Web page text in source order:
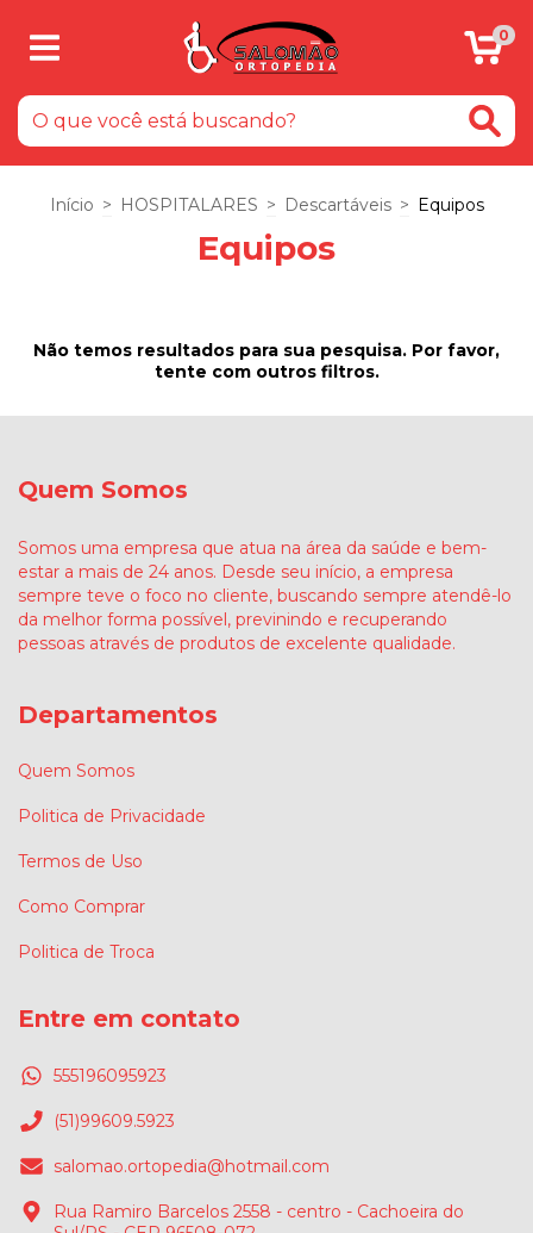
0
Início > HOSPITALARES > Descartáveis > Equipos
Equipos
Não temos resultados para sua pesquisa. Por favor,
tente com outros filtros.
Quem Somos
Somos uma empresa que atua na área da saúde e bem-
estar a mais de 24 anos. Desde seu início, a empresa
sempre teve o foco no cliente, buscando sempre atendê-lo
da melhor forma possível, previnindo e recuperando
pessoas através de produtos de excelente qualidade.
Departamentos
Quem Somos
Politica de Privacidade
Termos de Uso
Como Comprar
Politica de Troca
Entre em contato
555196095923
(51)99609.5923
salomao.ortopedia@hotmail.com
Rua Ramiro Barcelos 2558 - centro - Cachoeira do